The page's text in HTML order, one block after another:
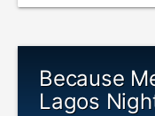
Because
Lagos